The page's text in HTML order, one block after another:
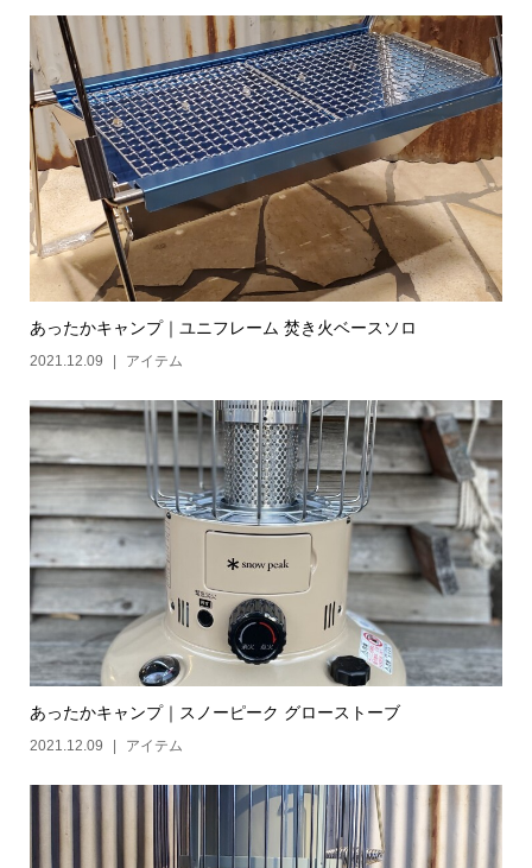
あったかキャンプ｜ユニフレーム 焚き火ベースソロ
2021.12.09 アイテム
あったかキャンプ｜スノーピーク グローストーブ
2021.12.09 アイテム